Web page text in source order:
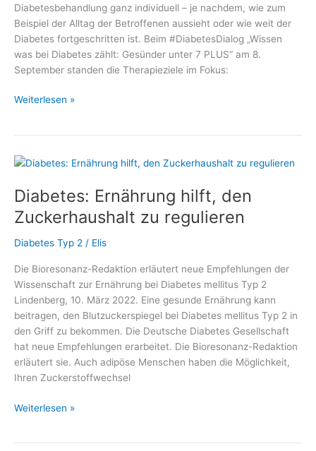
Diabetesbehandlung ganz individuell – je nachdem, wie zum
Beispiel der Alltag der Betroffenen aussieht oder wie weit der
Diabetes fortgeschritten ist. Beim #DiabetesDialog „Wissen
was bei Diabetes zählt: Gesünder unter 7 PLUS“ am 8.
September standen die Therapieziele im Fokus:
„Wissen
zählt:
unter
7
PLUS“
gibt
auf
viele
Fragen
im
#DiabetesDialog
Weiterlesen »
Diabetes: Ernährung hilft, den
Zuckerhaushalt zu regulieren
Diabetes Typ 2 / Elis
Die Bioresonanz-Redaktion erläutert neue Empfehlungen der
Wissenschaft zur Ernährung bei Diabetes mellitus Typ 2
Lindenberg, 10. März 2022. Eine gesunde Ernährung kann
beitragen, den Blutzuckerspiegel bei Diabetes mellitus Typ 2 in
den Griff zu bekommen. Die Deutsche Diabetes Gesellschaft
hat neue Empfehlungen erarbeitet. Die Bioresonanz-Redaktion
erläutert sie. Auch adipöse Menschen haben die Möglichkeit,
Ihren Zuckerstoffwechsel
Diabetes:
Weiterlesen »